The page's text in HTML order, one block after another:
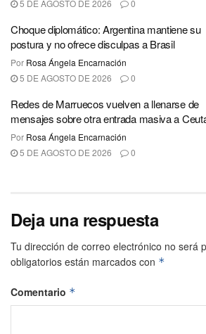
5 DE AGOSTO DE 2026 0
Choque diplomático: Argentina mantiene su
postura y no ofrece disculpas a Brasil
Por Rosa Ángela Encarnación
5 DE AGOSTO DE 2026
0
Redes de Marruecos vuelven a llenarse de
mensajes sobre otra entrada masiva a
Por Rosa Ángela Encarnación
5 DE AGOSTO DE 2026
0
Deja una respuesta
Tu dirección de correo electrónico no será
obligatorios están marcados con *
Comentario *